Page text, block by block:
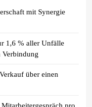
mit Synergie
1,6 % aller Unfälle
über einen